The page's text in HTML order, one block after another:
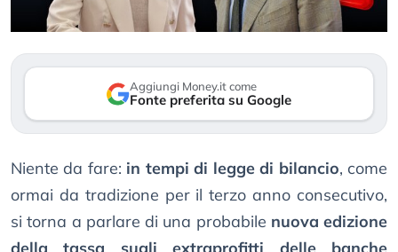
Aggiungi Money.it come
Fonte preferita su Google
Niente da fare: in tempi di legge di bilancio, come
ormai da tradizione per il terzo anno consecutivo,
si torna a parlare di una probabile nuova edizione